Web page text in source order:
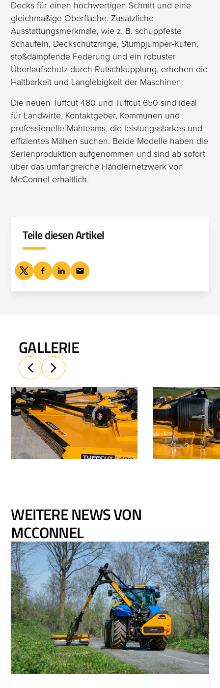
Decks für einen hochwertigen Schnitt und eine
gleichmäßige Oberfläche. Zusätzliche
Ausstattungsmerkmale, wie z. B. schuppfeste
Schaufeln, Deckschutzringe, Stumpjumper-Kufen,
stoßdämpfende Federung und ein robuster
Überlaufschutz durch Rutschkupplung, erhöhen die
Haltbarkeit und Langlebigkeit der Maschinen.
Die neuen Tuffcut 480 und Tuffcut 650 sind ideal
für Landwirte, Kontaktgeber, Kommunen und
professionelle Mähteams, die leistungsstarkes und
effizientes Mähen suchen. Beide Modelle haben die
Serienproduktion aufgenommen und sind ab sofort
über das umfangreiche Händlernetzwerk von
McConnel erhältlich.
Teile diesen Artikel
GALLERIE
WEITERE NEWS VON
MCCONNEL